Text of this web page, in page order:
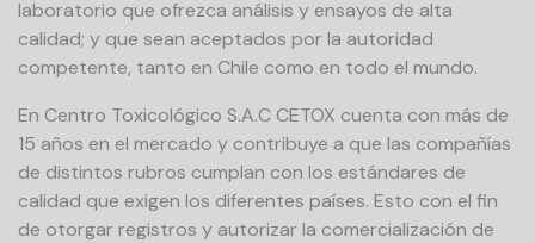
laboratorio que ofrezca análisis y ensayos de alta
calidad; y que sean aceptados por la autoridad
competente, tanto en Chile como en todo el mundo.
En Centro Toxicológico S.A.C CETOX cuenta con más de
15 años en el mercado y contribuye a que las compañías
de distintos rubros cumplan con los estándares de
calidad que exigen los diferentes países. Esto con el fin
de otorgar registros y autorizar la comercialización de